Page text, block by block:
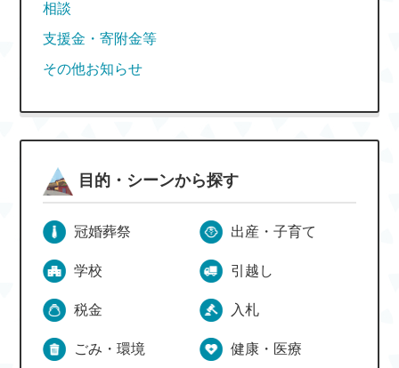
相談
支援金・寄附金等
その他お知らせ
目的・シーンから探す
冠婚葬祭 出産・子育て
学校 引越し
税金 入札
ごみ・環境 健康・医療